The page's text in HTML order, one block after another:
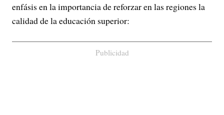
enfásis en la importancia de reforzar en las regiones la
calidad de la educación superior:
Publicidad